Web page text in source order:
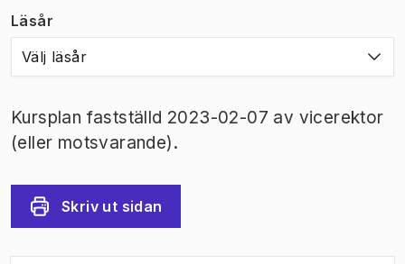
Läsår
Välj läsår
Kursplan fastställd 2023-02-07 av vicerektor
(eller motsvarande).
Skriv ut sidan